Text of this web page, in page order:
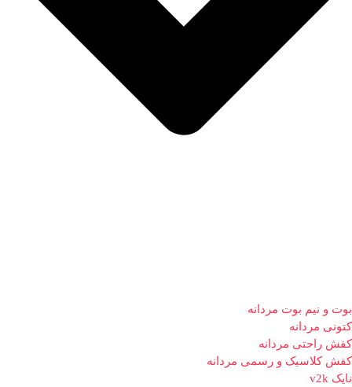
بوت و نیم بوت مردانه
کتونی مردانه
کفش راحتی مردانه
کفش کلاسیک و رسمی مردانه
نایک v2k